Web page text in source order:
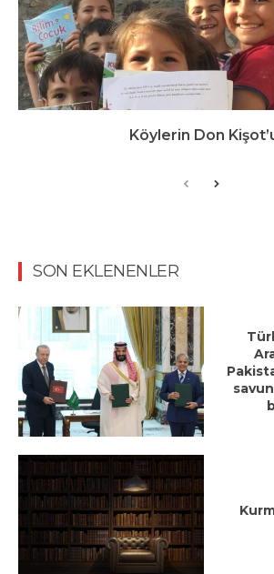
Köylerin Don
SON EKLENENLER